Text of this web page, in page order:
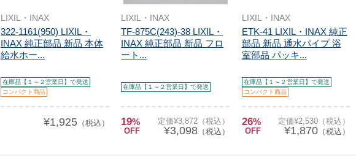
LIXIL・INAX
322-1161(950) LIXIL・
INAX 純正部品 新品 本体
給水ホー...
在庫品【１～２営業日】で発送
コンパクト商品
¥1,925（税込）
LIXIL・INAX
TF-875C(243)-38 LIXIL・
INAX 純正部品 新品 フロ
ート...
在庫品【１～２営業日】で発送
19%
OFF
定価¥3,872（税込）
¥3,098（税込）
LIXIL・INAX
ETK-41 LIXIL・INAX 純正
部品 新品 通水パイプ 浴
室部品 パッキ...
在庫品【１～２営業日】で発送
コンパクト商品
26%
OFF
定価¥2,530（税込）
¥1,870 （税込）